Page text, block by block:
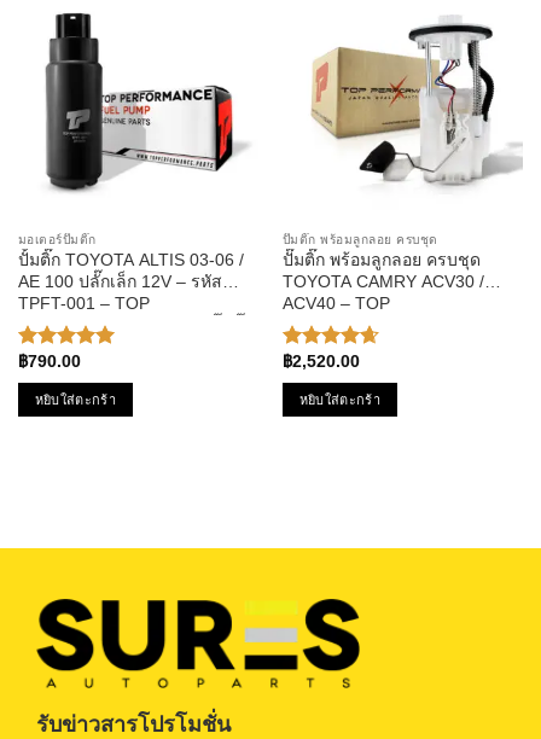
มอเตอร์ปั๊มติ๊ก
ปั้มติ๊ก TOYOTA ALTIS 03-06 /
AE 100 ปลั๊กเล็ก 12V – รหัส
TPFT-001 – TOP
PERFORMANCE มอเตอร์ปั๊มติ๊ก
ของแท้100% MADE IN JAPAN
ให้คะแนน
5.00ตั้งแต่
1-5
คะแนน
฿790.00
หยิบใส่ตะกร้า
ปั๊มติ๊ก พร้อมลูกลอย ครบชุด
ปั๊มติ๊ก พร้อมลูกลอย ครบชุด
TOYOTA CAMRY ACV30 /
ACV40 – TOP
PERFORMANCE JAPAN –
TPFT-993 – ปั้มติ๊ก โตโยต้า
แคมรี่
ให้คะแนน
4.67ตั้งแต่
1-5
คะแนน
฿2,520.00
หยิบใส่ตะกร้า
รับข่าวสารโปรโมชั่น